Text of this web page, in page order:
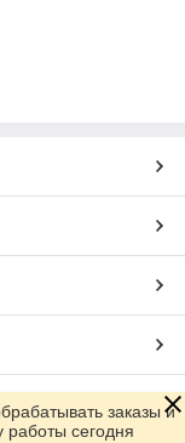
заказы и
работы сегодня